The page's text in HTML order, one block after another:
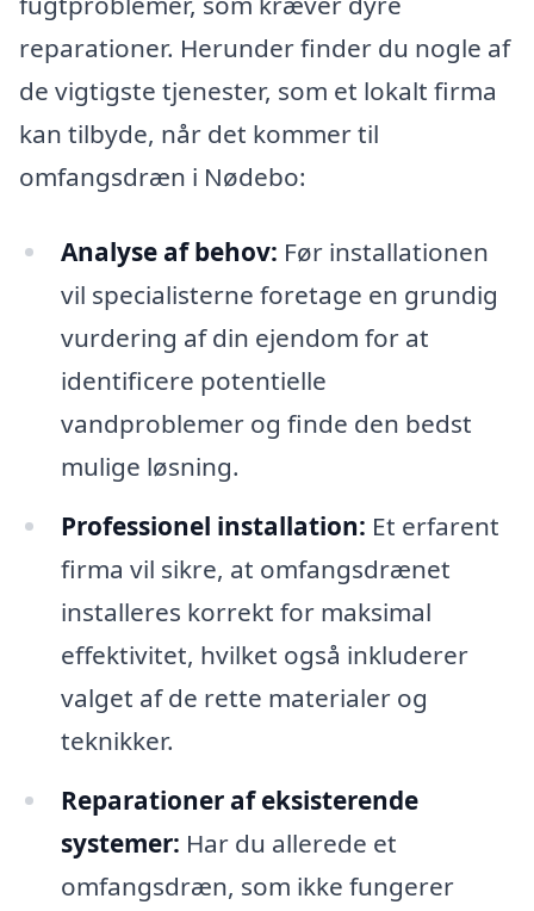
reparationer. Herunder finder du nogle af
de vigtigste tjenester, som et lokalt firma
kan tilbyde, når det kommer til
omfangsdræn i Nødebo:
Analyse af behov: Før installationen
vil specialisterne foretage en grundig
vurdering af din ejendom for at
identificere potentielle
vandproblemer og finde den bedst
mulige løsning.
Professionel installation: Et erfarent
firma vil sikre, at omfangsdrænet
installeres korrekt for maksimal
effektivitet, hvilket også inkluderer
valget af de rette materialer og
teknikker.
Reparationer af eksisterende
systemer: Har du allerede et
omfangsdræn, som ikke fungerer